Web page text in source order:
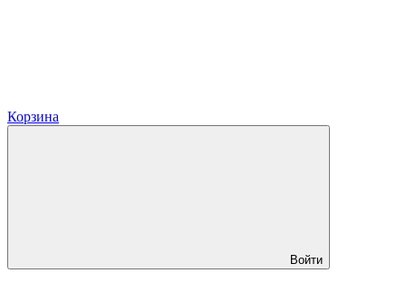
Корзина
Войти